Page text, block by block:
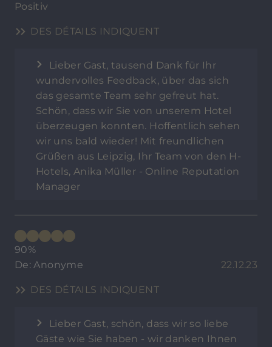
Positiv
DES DÉTAILS INDIQUENT
Lieber Gast, tausend Dank für Ihr
wundervolles Feedback, über das sich
das gesamte Team sehr gefreut hat.
Schön, dass wir Sie von unserem Hotel
überzeugen konnten. Hoffentlich sehen
wir uns bald wieder! Mit freundlichen
Grüßen aus Leipzig, Ihr Team von den H-
Hotels, Anika Müller - Online Reputation
Manager
90%
De: Anonyme
22.12.23
DES DÉTAILS INDIQUENT
Lieber Gast, schön, dass wir so liebe
Gäste wie Sie haben - wir danken Ihnen